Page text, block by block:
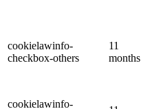
cookielawinfo-
checkbox-others
11
months
cookielawinfo-